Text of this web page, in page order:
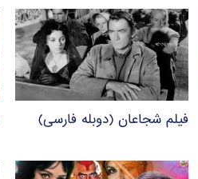
فیلم شجاعان (دوبله فارسی)